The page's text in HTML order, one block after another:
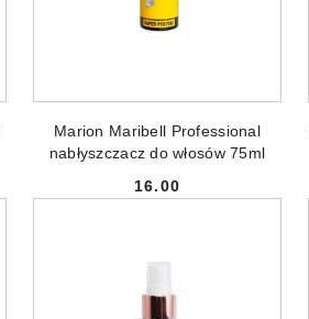
Marion Maribell Professional
nabłyszczacz do włosów 75ml
Cena:
16.00